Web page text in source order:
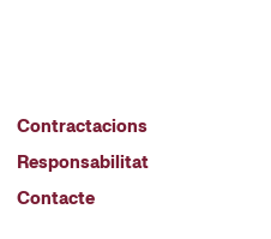
Contractacions
Responsabilitat
Contacte